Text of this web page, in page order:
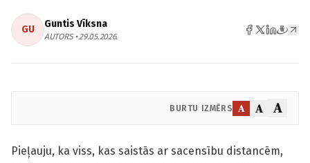
GU Guntis Vīksna
AUTORS • 29.05.2026.
BURTU IZMĒRS A A A
Pieļauju, ka viss, kas saistās ar sacensību distancēm,